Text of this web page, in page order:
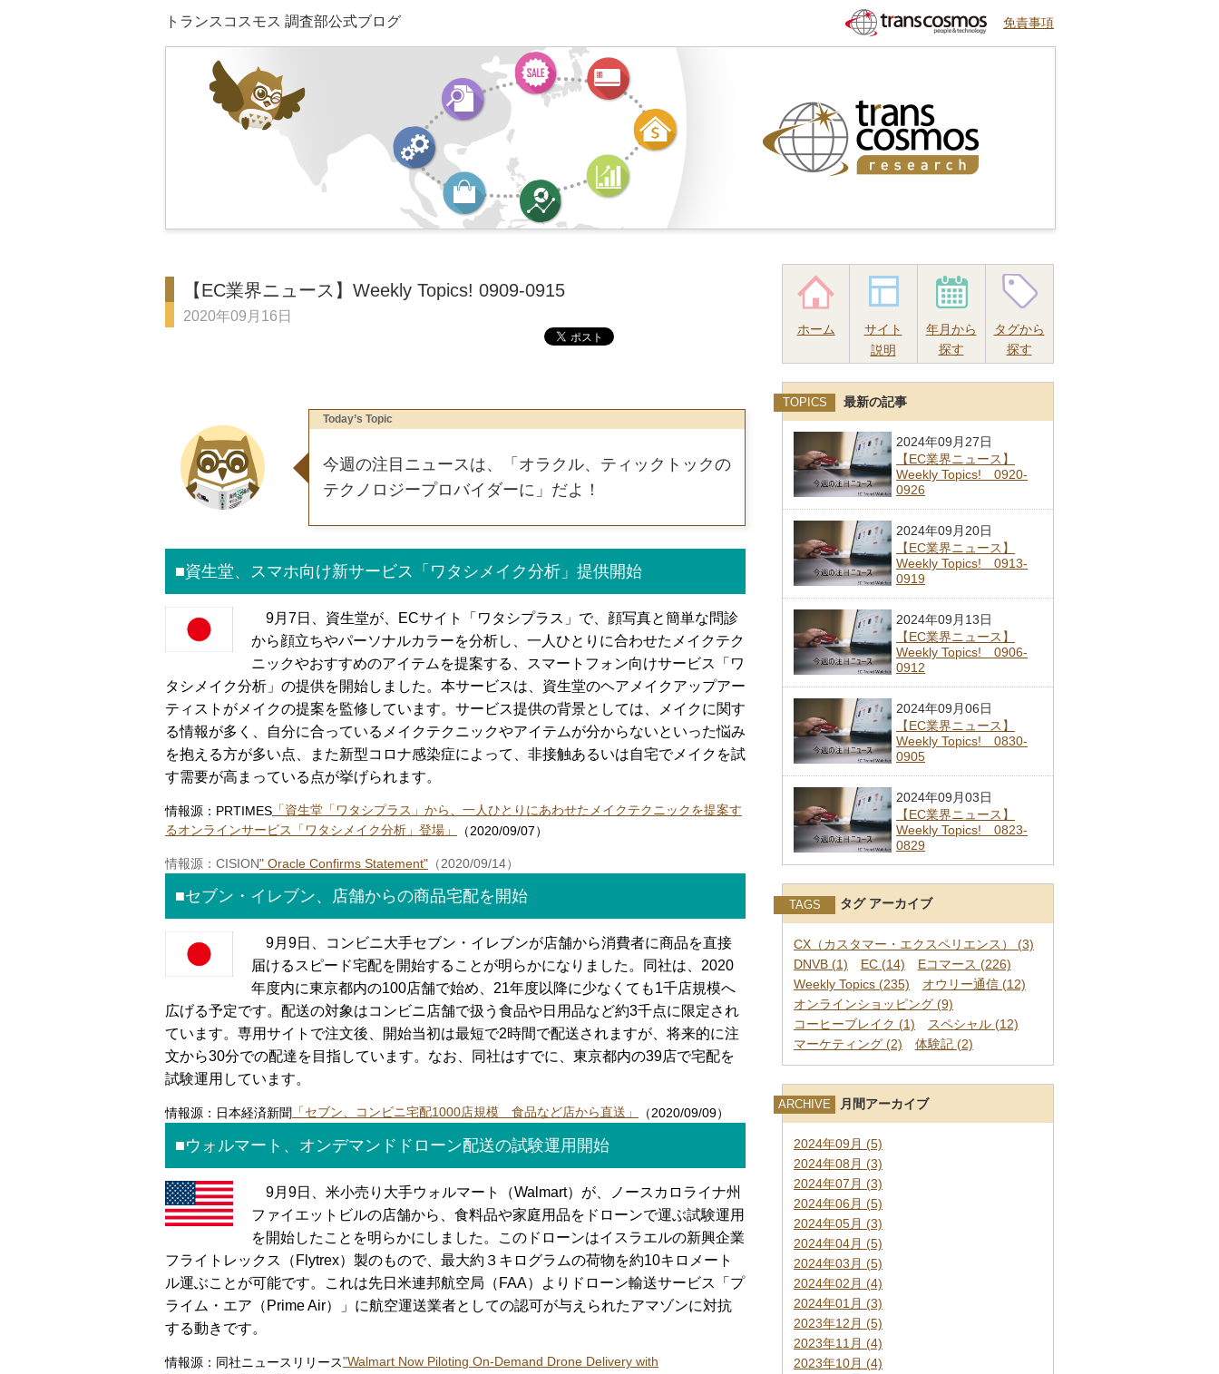
トランスコスモス 調査部公式ブログ 免責事項
ホーム
サイト
説明
年月から
探す
タグから
探す
【EC業界ニュース】Weekly Topics! 0909-0915
2020年09月16日
Today’s Topic
今週の注目ニュースは、「オラクル、ティックトックの
テクノロジープロバイダーに」だよ！
■資生堂、スマホ向け新サービス「ワタシメイク分析」提供開始
9月7日、資生堂が、ECサイト「ワタシプラス」で、顔写真と簡単な問診
から顔立ちやパーソナルカラーを分析し、一人ひとりに合わせたメイクテク
ニックやおすすめのアイテムを提案する、スマートフォン向けサービス「ワ
タシメイク分析」の提供を開始しました。本サービスは、資生堂のヘアメイクアップアー
ティストがメイクの提案を監修しています。サービス提供の背景としては、メイクに関す
る情報が多く、自分に合っているメイクテクニックやアイテムが分からないといった悩み
を抱える方が多い点、また新型コロナ感染症によって、非接触あるいは自宅でメイクを試
す需要が高まっている点が挙げられます。
情報源：PRTIMES 「資生堂「ワタシプラス」から、一人ひとりにあわせたメイクテクニックを提案す
るオンラインサービス「ワタシメイク分析」登場」
（2020/09/07）
情報源：CISION" Oracle Confirms Statement" （2020/09/14）
■セブン・イレブン、店舗からの商品宅配を開始
9月9日、コンビニ大手セブン・イレブンが店舗から消費者に商品を直接
届けるスピード宅配を開始することが明らかになりました。同社は、2020
年度内に東京都内の100店舗で始め、21年度以降に少なくても1千店規模へ
広げる予定です。配送の対象はコンビニ店舗で扱う食品や日用品など約3千点に限定され
ています。専用サイトで注文後、開始当初は最短で2時間で配送されますが、将来的に注
文から30分での配達を目指しています。なお、同社はすでに、東京都内の39店で宅配を
試験運用しています。
情報源：日本経済新聞 「セブン、コンビニ宅配1000店規模 食品など店から直送」 （2020/09/09）
■ウォルマート、オンデマンドドローン配送の試験運用開始
9月9日、米小売り大手ウォルマート（Walmart）が、ノースカロライナ州
ファイエットビルの店舗から、食料品や家庭用品をドローンで運ぶ試験運用
を開始したことを明らかにしました。このドローンはイスラエルの新興企業
フライトレックス（Flytrex）製のもので、最大約３キログラムの荷物を約10キロメート
ル運ぶことが可能です。これは先日米連邦航空局（FAA）よりドローン輸送サービス「プ
ライム・エア（Prime Air）」に航空運送業者としての認可が与えられたアマゾンに対抗
する動きです。
情報源：同社ニュースリリース"Walmart Now Piloting On-Demand Drone Delivery with
TOPICS 最新の記事
2024年09月27日
【EC業界ニュース】
Weekly Topics! 0920-
0926
2024年09月20日
【EC業界ニュース】
Weekly Topics! 0913-
0919
2024年09月13日
【EC業界ニュース】
Weekly Topics! 0906-
0912
2024年09月06日
【EC業界ニュース】
Weekly Topics! 0830-
0905
2024年09月03日
【EC業界ニュース】
Weekly Topics! 0823-
0829
TAGS タグ アーカイブ
CX（カスタマー・エクスペリエンス） (3)
DNVB (1)
EC (14)
Eコマース (226)
Weekly Topics (235)
オウリー通信 (12)
オンラインショッピング (9)
コーヒーブレイク (1)
スペシャル (12)
マーケティング (2)
体験記 (2)
ARCHIVE 月間アーカイブ
2024年09月 (5)
2024年08月 (3)
2024年07月 (3)
2024年06月 (5)
2024年05月 (3)
2024年04月 (5)
2024年03月 (5)
2024年02月 (4)
2024年01月 (3)
2023年12月 (5)
2023年11月 (4)
2023年10月 (4)